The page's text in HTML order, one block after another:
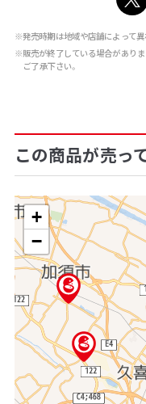
※発売時期は地域や店舗によって異
※販売が終了している場合があり
ご了承下さい。
この商品が売っ
+
−